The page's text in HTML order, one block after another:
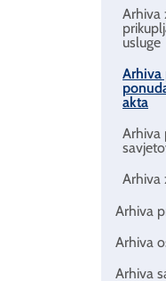
Arhiva
usluge
Arhiva
akta
Arhiva
Arhiva
Arhiva
Arhiva
Arhiva